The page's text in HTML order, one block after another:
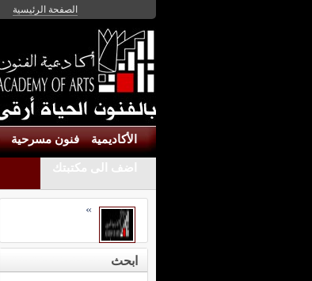
الصفحة الرئيسية
الأكاديمية فنون مسرحية
اضف الى مكتبتك
»
ابحث